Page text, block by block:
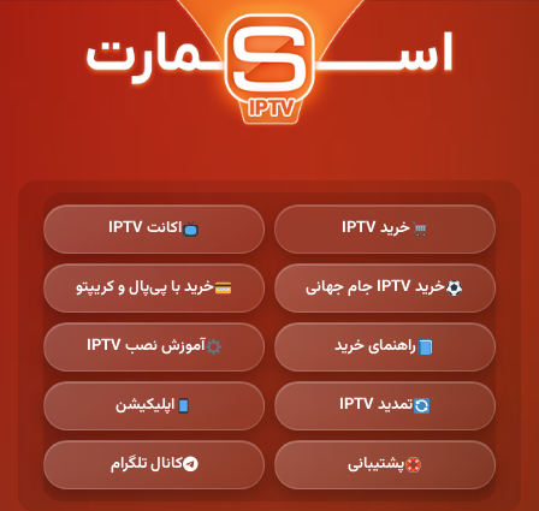
خرید IPTV اکانت IPTV
خرید IPTV جام جهانی خرید با پی‌پال و کریپتو
راهنمای خرید آموزش نصب IPTV
تمدید IPTV اپلیکیشن
پشتیبانی کانال تلگرام